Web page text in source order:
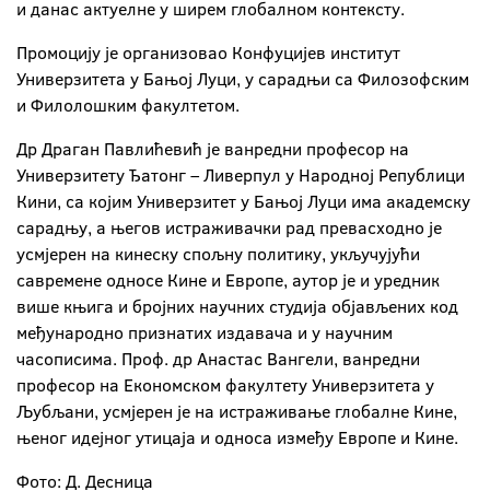
и данас актуелне у ширем глобалном контексту.
Промоцију је организовао Конфуцијев институт
Универзитета у Бањој Луци, у сарадњи са Филозофским
и Филолошким факултетом.
Др Драган Павлићевић је ванредни професор на
Универзитету Ђатонг – Ливерпул у Народној Републици
Кини, са којим Универзитет у Бањој Луци има академску
сарадњу, а његов истраживачки рад превасходно је
усмјерен на кинеску спољну политику, укључујући
савремене односе Кине и Европе, аутор је и уредник
више књига и бројних научних студија објављених код
међународно признатих издавача и у научним
часописима. Проф. др Анастас Вангели, ванредни
професор на Економском факултету Универзитета у
Љубљани, усмјерен је на истраживање глобалне Кине,
њеног идејног утицаја и односа између Европе и Кине.
Фото: Д. Десница